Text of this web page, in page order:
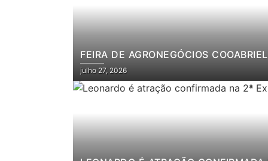
FEIRA DE AGRONEGÓCIOS
julho 27, 2026